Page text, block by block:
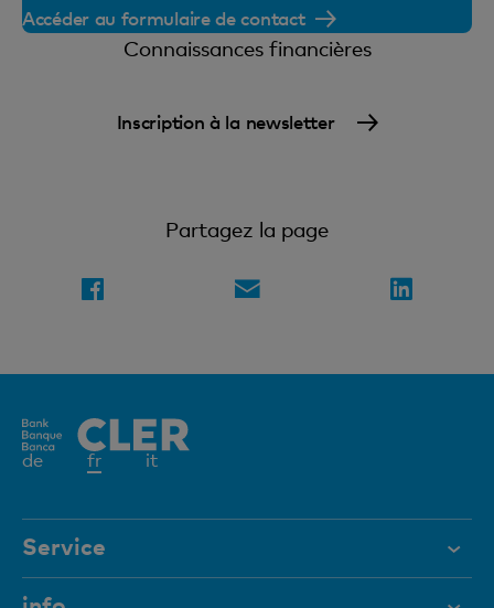
Accéder au formulaire de contact
Connaissances financières
Inscription à la newsletter
Partagez la page
de frElément
it
Service
Aide et contact